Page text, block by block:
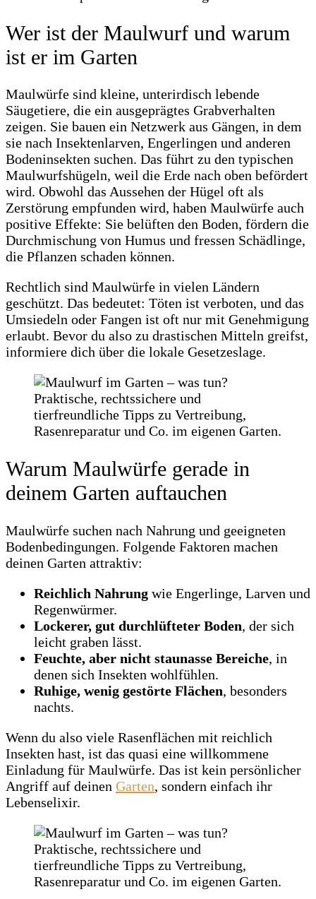
Wer ist der Maulwurf und warum
ist er im Garten
Maulwürfe sind kleine, unterirdisch lebende
Säugetiere, die ein ausgeprägtes Grabverhalten
zeigen. Sie bauen ein Netzwerk aus Gängen, in dem
sie nach Insektenlarven, Engerlingen und anderen
Bodeninsekten suchen. Das führt zu den typischen
Maulwurfshügeln, weil die Erde nach oben befördert
wird. Obwohl das Aussehen der Hügel oft als
Zerstörung empfunden wird, haben Maulwürfe auch
positive Effekte: Sie belüften den Boden, fördern die
Durchmischung von Humus und fressen Schädlinge,
die Pflanzen schaden können.
Rechtlich sind Maulwürfe in vielen Ländern
geschützt. Das bedeutet: Töten ist verboten, und das
Umsiedeln oder Fangen ist oft nur mit Genehmigung
erlaubt. Bevor du also zu drastischen Mitteln greifst,
informiere dich über die lokale Gesetzeslage.
Warum Maulwürfe gerade in
deinem Garten auftauchen
Maulwürfe suchen nach Nahrung und geeigneten
Bodenbedingungen. Folgende Faktoren machen
deinen Garten attraktiv:
Reichlich Nahrung wie Engerlinge, Larven und
Regenwürmer.
Lockerer, gut durchlüfteter Boden, der sich
leicht graben lässt.
Feuchte, aber nicht staunasse Bereiche, in
denen sich Insekten wohlfühlen.
Ruhige, wenig gestörte Flächen, besonders
nachts.
Wenn du also viele Rasenflächen mit reichlich
Insekten hast, ist das quasi eine willkommene
Einladung für Maulwürfe. Das ist kein persönlicher
Angriff auf deinen Garten, sondern einfach ihr
Lebenselixir.